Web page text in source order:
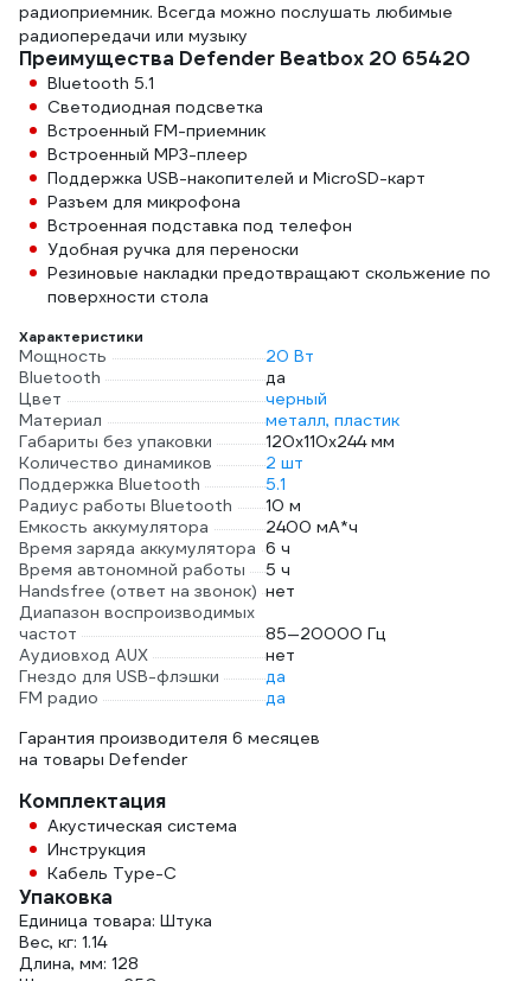
радиоприемник. Всегда можно послушать любимые
радиопередачи или музыку
Преимущества Defender Beatbox 20 65420
Bluetooth 5.1
Светодиодная подсветка
Встроенный FM-приемник
Встроенный MP3-плеер
Поддержка USB-накопителей и MicroSD-карт
Разъем для микрофона
Встроенная подставка под телефон
Удобная ручка для переноски
Резиновые накладки предотвращают скольжение по
поверхности стола
Характеристики
Мощность
20 Вт
Bluetooth
да
Цвет
черный
Материал
металл, пластик
Габариты без упаковки
120х110х244 мм
Количество динамиков
2 шт
Поддержка Bluetooth
5.1
Радиус работы Bluetooth
10 м
Емкость аккумулятора
2400 мА*ч
Время заряда аккумулятора 6 ч
Время автономной работы
5 ч
Handsfree (ответ на звонок) нет
Диапазон воспроизводимых
частот
85—20000 Гц
Аудиовход AUX
нет
Гнездо для USB-флэшки
да
FM радио
да
Гарантия производителя 6 месяцев
на товары Defender
Комплектация
Акустическая система
Инструкция
Кабель Type-C
Упаковка
Единица товара: Штука
Вес, кг: 1.14
Длина, мм: 128